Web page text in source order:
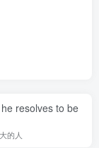
resolves to be
的人